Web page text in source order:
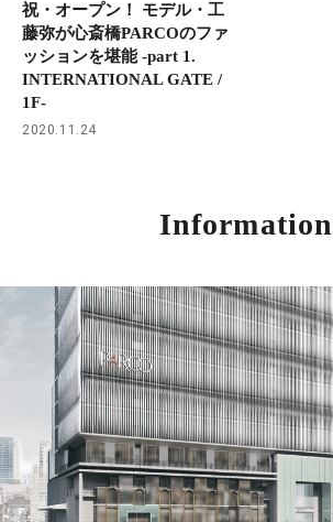
祝・オープン！ モデル・工
藤弥が心斎橋PARCOのファ
ッションを堪能 -part 1.
INTERNATIONAL GATE /
1F-
2020.11.24
Information